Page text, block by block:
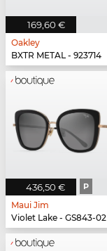
169,60 €
Oakley
BXTR METAL - 923714
436,50 € P
Maui Jim
Violet Lake - GS843-02